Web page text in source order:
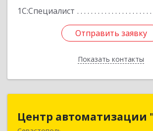
1С:Специалист
Отправить заявку
Показать контакты
Отправить заявку
Назад
Центр автоматизации